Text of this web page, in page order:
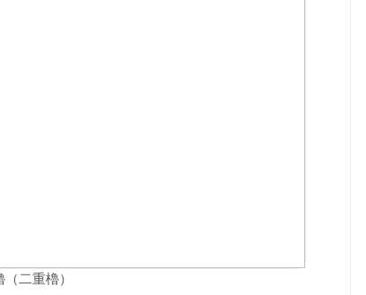
二重櫓）